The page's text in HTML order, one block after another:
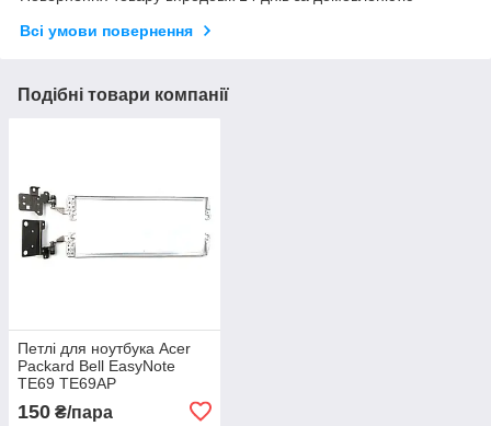
Всі умови повернення
Подібні товари компанії
Петлі для ноутбука Acer
Packard Bell EasyNote
TE69 TE69AP
150 ₴/пара